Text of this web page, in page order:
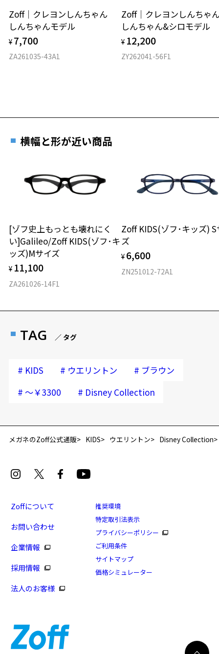
再入荷お知らせメールのお申し込み
[スペシャルプライス]Disney Collection for KIDS M
商品番号：ZC221001-42A1/フレームカラー：ブラウン/
単価：￥3,300
※商品が再入荷された際にメールでお知らせします。
※本サービスは商品の購入をお約束するものではありません。
※ご希望の商品が再入荷しない場合もございますので予めご了承ください。
仕上がり寸法
D 仕上がりの横幅：約129mm
※サングラス：レンズ込みの重さ
ウエリントン
フロント素材：French Plastic
安心2 視力測定無料
視力の変化を早めに発見するために、定期的な視
力測定をおすすめいたします。
オンラインストアでフレームのみ購入して、
実店舗で度付きにできます
ご購入時に「レンズ交換券」をお選びいただくと、実店舗で
度数を測定のうえ、度付きレンズ（標準セットレンズ）へ無
Zoff｜クレヨンしんちゃん
しんちゃんモデル
¥ 7,700
ZA261035-43A1
Zoff｜クレヨンしんち
しんちゃん&シロモデル
¥ 12,200
ZY262041-56F1
横幅と形が近い商品
[ゾフ史上もっとも壊れにく
い]Galileo/Zoff KIDS(ゾフ･キ
ッズ)Mサイズ
¥ 11,100
ZA261026-14F1
Zoff KIDS(ゾフ･キッズ)
ズ
¥ 6,600
ZN251012-72A1
TAG ／ タグ
# KIDS # ウエリントン # ブラウン
# ～￥3300 # Disney Collection
メガネのZoff公式通販 KIDS ウエリントン Disney Collection
Zoffについて
お問い合わせ
企業情報
採用情報
法人のお客様
推奨環境
特定取引法表示
プライバシーポリシー
ご利用条件
サイトマップ
価格シミュレーター